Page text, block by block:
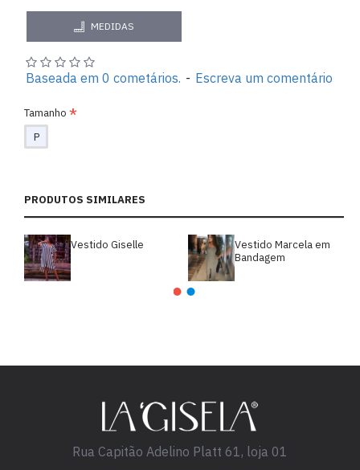
MEDIDAS
Baseada em 0 cometários. - Escreva um comentário
Tamanho
P
PRODUTOS SIMILARES
Vestido Giselle
Vestido Marcela em
Bandagem
Rua Capitão Adelino Platt 61, loja 01